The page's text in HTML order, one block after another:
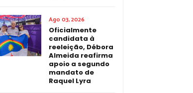
Ago 03, 2026
Oficialmente
candidata à
reeleição, Débora
Almeida reafirma
apoio a segundo
mandato de
Raquel Lyra